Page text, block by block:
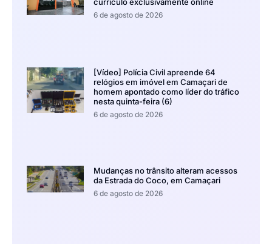
6 de agosto de 2026
[Vídeo] Polícia Civil apreende 64
relógios em imóvel em Camaçari de
homem apontado como líder do tráfico
nesta quinta-feira (6)
6 de agosto de 2026
Mudanças no trânsito alteram acessos
da Estrada do Coco, em Camaçari
6 de agosto de 2026